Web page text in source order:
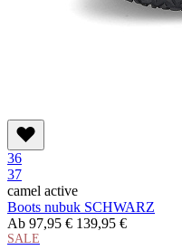
36
37
camel active
Boots nubuk SCHWARZ
Ab 97,95 € 139,95 €
SALE